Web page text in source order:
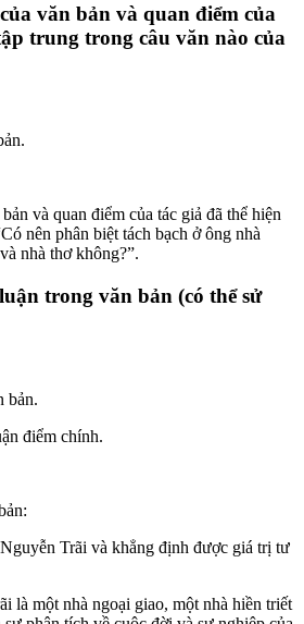
văn bản và quan điểm của
trung trong câu văn nào của
và quan điểm của tác giả đã thể hiện
nên phân biệt tách bạch ở ông nhà
nhà thơ không?”.
trong văn bản (có thể sử
bản.
điểm chính.
Trãi và khẳng định được giá trị tư
là một nhà ngoại giao, một nhà hiền triết